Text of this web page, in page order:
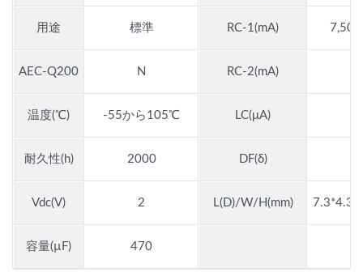
用途 標準 RC-1(mA)
AEC-Q200 N RC-2(mA)
温度(℃) -55から105℃ LC(μA)
耐久性(h) 2000 DF(δ)
Vdc(V) 2 L(D)/W/H(mm)
容量(µF) 470